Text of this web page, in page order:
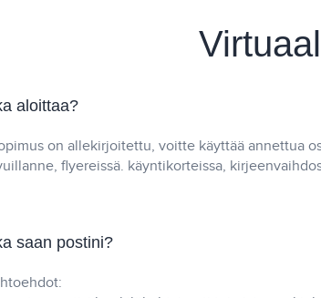
aloittaa?
on allekirjoitettu, voitte käyttää annettua
flyereissä. käyntikorteissa,
saan postini?